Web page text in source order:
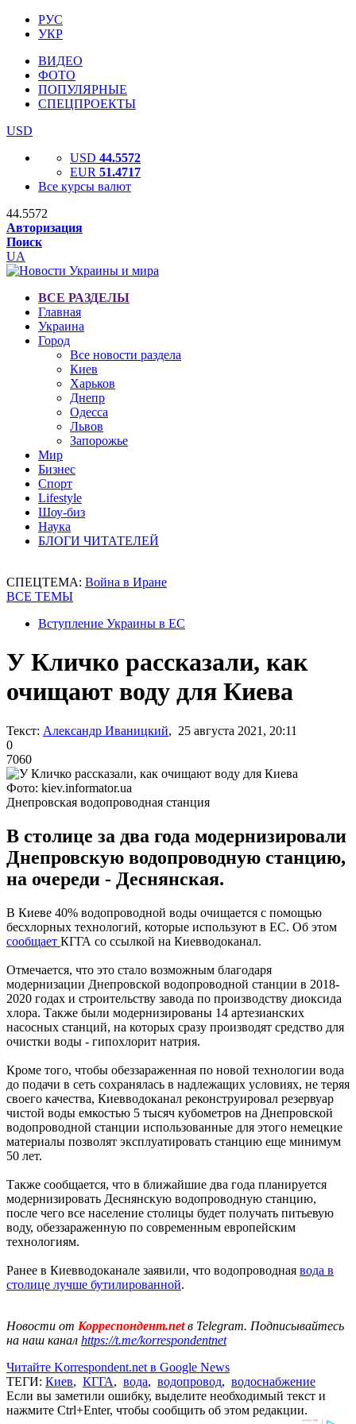
РУС
УКР
ВИДЕО
ФОТО
ПОПУЛЯРНЫЕ
СПЕЦПРОЕКТЫ
USD
USD 44.5572
EUR 51.4717
Все курсы валют
44.5572
Авторизация
Поиск
UA
ВСЕ РАЗДЕЛЫ
Главная
Украина
Город
Все новости раздела
Киев
Харьков
Днепр
Одесса
Львов
Запорожье
Мир
Бизнес
Спорт
Lifestyle
Шоу-биз
Наука
БЛОГИ ЧИТАТЕЛЕЙ
СПЕЦТЕМА: Война в Иране
ВСЕ ТЕМЫ
Вступление Украины в ЕС
У Кличко рассказали, как
очищают воду для Киева
Текст: Александр Иваницкий, 25 августа 2021, 20:11
0
7060
Фото: kiev.informator.ua
Днепровская водопроводная станция
В столице за два года модернизировали
Днепровскую водопроводную станцию,
на очереди - Деснянская.
В Киеве 40% водопроводной воды очищается с помощью
бесхлорных технологий, которые используют в ЕС. Об этом
сообщает КГГА со ссылкой на Киевводоканал.
Отмечается, что это стало возможным благодаря
модернизации Днепровской водопроводной станции в 2018-
2020 годах и строительству завода по производству диоксида
хлора. Также были модернизированы 14 артезианских
насосных станций, на которых сразу производят средство для
очистки воды - гипохлорит натрия.
Кроме того, чтобы обеззараженная по новой технологии вода
до подачи в сеть сохранялась в надлежащих условиях, не теряя
своего качества, Киевводоканал реконструировал резервуар
чистой воды емкостью 5 тысяч кубометров на Днепровской
водопроводной станции использованные для этого немецкие
материалы позволят эксплуатировать станцию еще минимум
50 лет.
Также сообщается, что в ближайшие два года планируется
модернизировать Деснянскую водопроводную станцию,
после чего все население столицы будет получать питьевую
воду, обеззараженную по современным европейским
технологиям.
Ранее в Киевводоканале заявили, что водопроводная вода в
столице лучше бутилированной.
Новости от Корреспондент.netв Telegram. Подписывайтесь
на наш канал https://t.me/korrespondentnet
Читайте Korrespondent.net в Google News
ТЕГИ: Киев, КГГА, вода, водопровод, водоснабжение
Если вы заметили ошибку, выделите необходимый текст и
нажмите Ctrl+Enter, чтобы сообщить об этом редакции.